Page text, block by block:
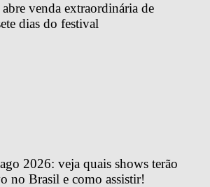
venda extraordinária de
dias do festival
2026: veja quais shows terão
no Brasil e como assistir!